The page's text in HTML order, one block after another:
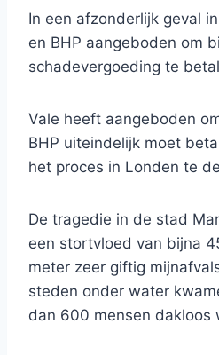
In een afzonderlijk geval
en BHP aangeboden om
schadevergoeding te
Vale heeft aangeboden
BHP uiteindelijk moet
het proces in Londen te
De tragedie in de stad
een stortvloed van bijna
meter zeer giftig
steden onder water
dan 600 mensen dakloos